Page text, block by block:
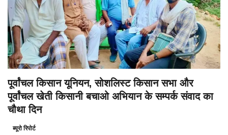
पूर्वांचल किसान यूनियन, सोशलिस्ट किसान सभा और
पूर्वांचल खेती किसानी बचाओ अभियान के सम्पर्क संवाद का
चौथा दिन
ब्यूरो रिपोर्ट